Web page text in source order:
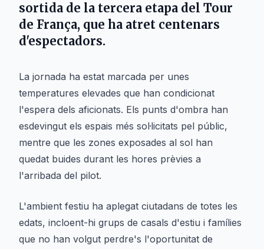
sortida de la tercera etapa del Tour
de França, que ha atret centenars
d'espectadors.
La jornada ha estat marcada per unes
temperatures elevades que han condicionat
l'espera dels aficionats. Els punts d'ombra han
esdevingut els espais més sol·licitats pel públic,
mentre que les zones exposades al sol han
quedat buides durant les hores prèvies a
l'arribada del pilot.
L'ambient festiu ha aplegat ciutadans de totes les
edats, incloent-hi grups de casals d'estiu i famílies
que no han volgut perdre's l'oportunitat de